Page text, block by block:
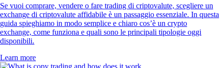
Se vuoi comprare, vendere o fare trading di criptovalute, scegliere un
exchange di criptovalute affidabile è un passaggio essenziale. In questa
guida spieghiamo in modo semplice e chiaro cos’è un crypto
exchange, come funziona e quali sono le principali tipologie oggi
disponibili.
Learn more